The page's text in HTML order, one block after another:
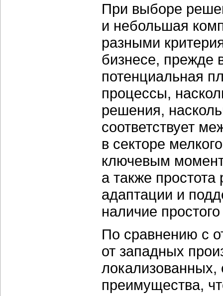
При выборе
и небольшая
разными
бизнесе, прежде
потенциальная
процессы,
решения,
соответствует
в секторе
ключевым
а также
адаптации и
наличие
По сравнению с
от западных
преимущества,